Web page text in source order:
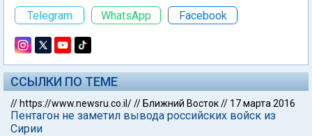
Telegram
WhatsApp Facebook
ССЫЛКИ ПО ТЕМЕ
// https://www.newsru.co.il/// Ближний Восток// 17 марта 2016
Пентагон не заметил вывода российских войск из
Сирии